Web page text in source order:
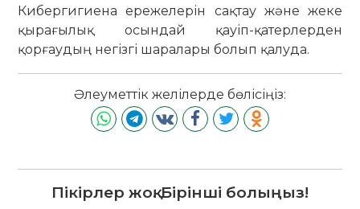
Кибергигиена ережелерін сақтау және жеке
қырағылық осындай қауіп-қатерлерден
қорғаудың негізгі шаралары болып қалуда.
Әлеуметтік желілерде бөлісіңіз:
Пікірлер жоқ. Бірінші болыңыз!